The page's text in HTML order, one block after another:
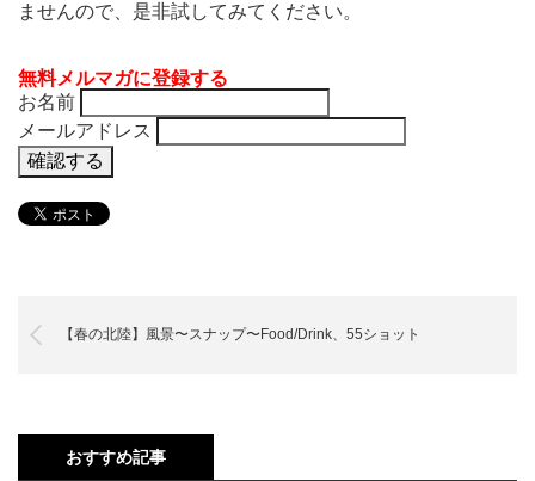
ませんので、是非試してみてください。
無料メルマガに登録する
お名前
メールアドレス
【春の北陸】風景〜スナップ〜Food/Drink、55ショット
おすすめ記事